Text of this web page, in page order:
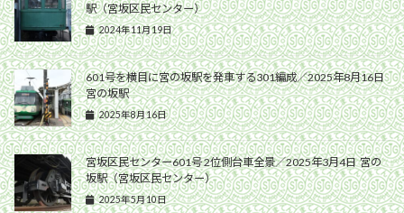
駅（宮坂区民センター）
2024年11月19日
601号を横目に宮の坂駅を発車する301編成／2025年8月16日
宮の坂駅
2025年8月16日
宮坂区民センター601号 2位側台車全景／2025年3月4日 宮の
坂駅（宮坂区民センター）
2025年5月10日